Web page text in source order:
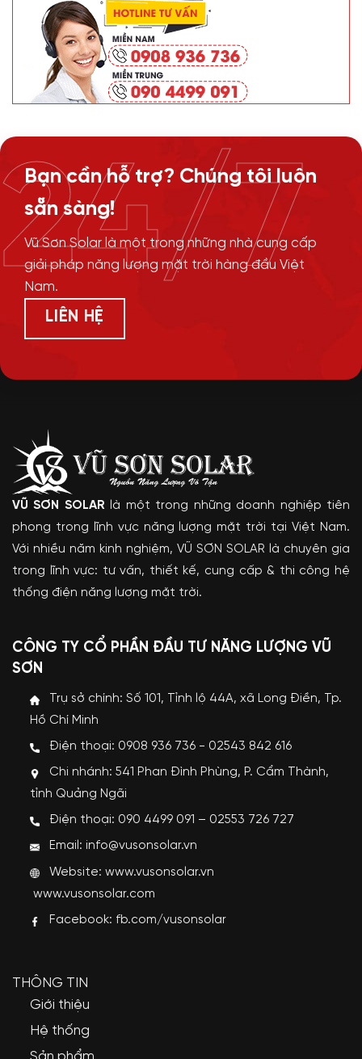
Bạn cần hỗ trợ? Chúng tôi luôn
sẵn sàng!
Vũ Sơn Solar là một trong những nhà cung cấp
giải pháp năng lượng mặt trời hàng đầu Việt
Nam.
LIÊN HỆ
24/7
VŨ SƠN SOLAR là một trong những doanh nghiệp tiên
phong trong lĩnh vực năng lượng mặt trời tại Việt Nam.
Với nhiều năm kinh nghiệm, VŨ SƠN SOLAR là chuyên gia
trong lĩnh vực: tư vấn, thiết kế, cung cấp & thi công hệ
thống điện năng lượng mặt trời.
CÔNG TY CỔ PHẦN ĐẦU TƯ NĂNG LƯỢNG VŨ
SƠN
Trụ sở chính: Số 101, Tỉnh lộ 44A, xã Long Điền, Tp.
Hồ Chí Minh
Điện thoại: 0908 936 736 - 02543 842 616
Chi nhánh: 541 Phan Đình Phùng, P. Cẩm Thành,
tỉnh Quảng Ngãi
Điện thoại: 090 4499 091 – 02553 726 727
Email: info@vusonsolar.vn
Website:www.vusonsolar.vn
www.vusonsolar.com
Facebook: fb.com/vusonsolar
THÔNG TIN
Giới thiệu
Hệ thống